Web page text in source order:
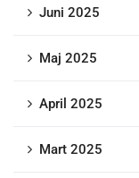
Juni 2025
Maj 2025
April 2025
Mart 2025